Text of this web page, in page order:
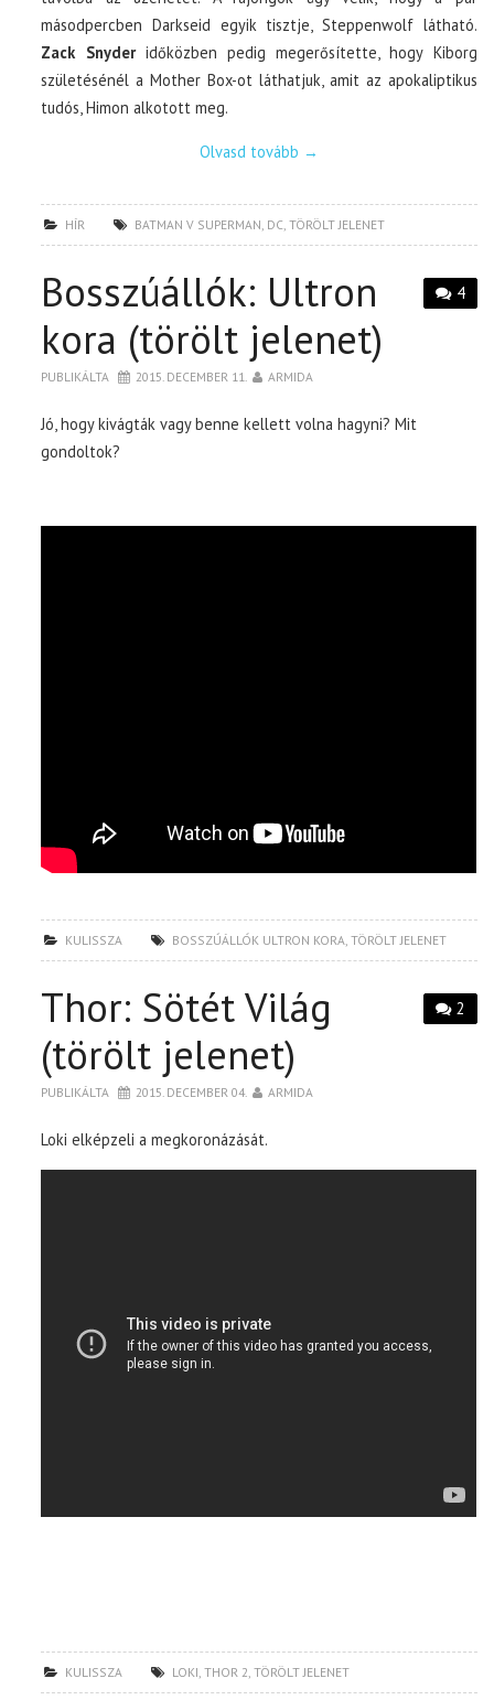
másodpercben Darkseid egyik tisztje, Steppenwolf látható.
Zack Snyderidőközben pedig megerősítette, hogy Kiborg
születésénél a Mother Box-ot láthatjuk, amit az apokaliptikus
tudós, Himon alkotott meg.
Olvasd tovább →
HÍR BATMAN V SUPERMAN, DC,TÖRÖLT JELENET
4
Bosszúállók: Ultron
kora (törölt jelenet)
PUBLIKÁLTA 2015. DECEMBER 11. ARMIDA
Jó, hogy kivágták vagy benne kellett volna hagyni? Mit
gondoltok?
KULISSZA BOSSZÚÁLLÓK ULTRON KORA,TÖRÖLT JELENET
2
Thor: Sötét Világ
(törölt jelenet)
PUBLIKÁLTA 2015. DECEMBER 04. ARMIDA
Loki elképzeli a megkoronázását.
KULISSZA LOKI,THOR 2,TÖRÖLT JELENET